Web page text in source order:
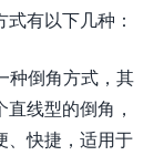
有以下几种：
种倒角方式，其
线型的倒角，
、快捷，适用于